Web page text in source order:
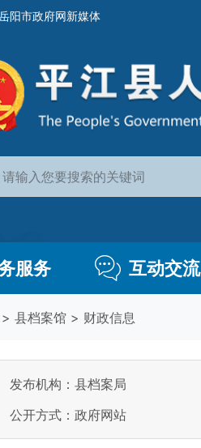
阳市政府网新媒体
服务 互动交流
> 县档案馆 > 财政信息
发布机构：县档案局
公开方式：政府网站